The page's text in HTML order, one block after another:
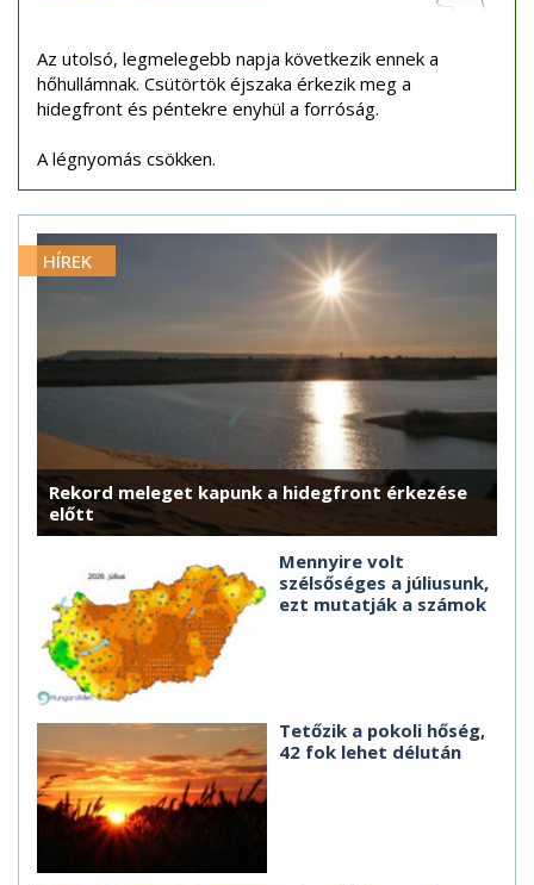
Az utolsó, legmelegebb napja következik ennek a
hőhullámnak. Csütörtök éjszaka érkezik meg a
hidegfront és péntekre enyhül a forróság.
A légnyomás csökken.
HÍREK
Rekord meleget kapunk a hidegfront érkezése
előtt
Mennyire volt
szélsőséges a júliusunk,
ezt mutatják a számok
Tetőzik a pokoli hőség,
42 fok lehet délután